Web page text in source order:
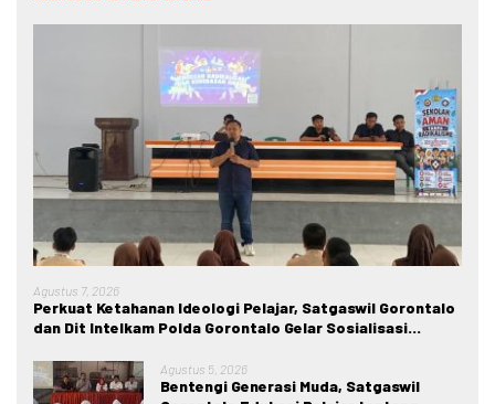
Agustus 7, 2026
Perkuat Ketahanan Ideologi Pelajar, Satgaswil Gorontalo
dan Dit Intelkam Polda Gorontalo Gelar Sosialisasi
Agustus 5, 2026
Bentengi Generasi Muda, Satgaswil